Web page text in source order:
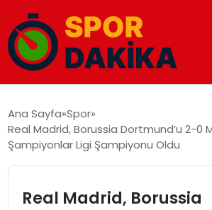
GÜNDEM
Ana Sayfa Spor
Real Madrid, Borussia Dortmund’u 2-0
Şampiyonlar Ligi Şampiyonu Oldu
Real Madrid, Borussia